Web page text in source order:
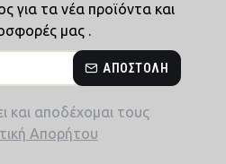
για τα νέα προϊόντα και
μας .
ΑΠΟΣΤΟΛΉ
και αποδέχομαι τους
Απορήτου